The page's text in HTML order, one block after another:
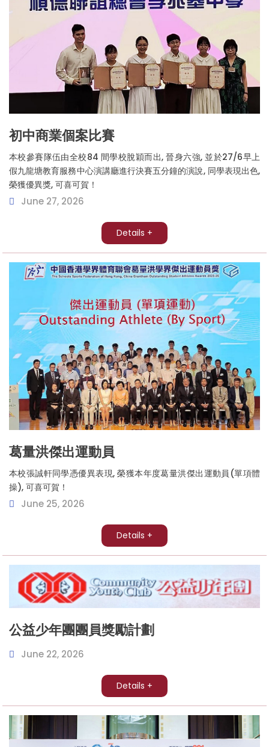
初中商業個案比賽
本校參賽隊伍由全校84 間學校脫穎而出, 晉身六強, 並於27/6早上
假九龍塘教育服務中心演講廳進行決賽五分鐘的演說, 同學表現出色,
榮獲優異獎, 可喜可賀！
June 27, 2026
Details +
葛量洪傑出運動員
本校張誠軒同學憑優異表現, 榮獲本年度葛量洪傑出運動員(單項體
操), 可喜可賀！
June 25, 2026
Details +
公益少年團團員獎勵計劃
June 22, 2026
Details +